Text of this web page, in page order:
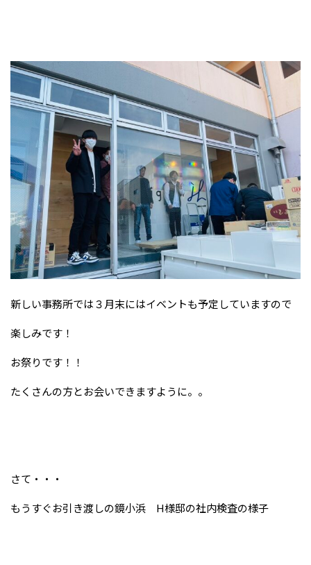
新しい事務所では３月末にはイベントも予定していますので
楽しみです！
お祭りです！！
たくさんの方とお会いできますように。。
さて・・・
もうすぐお引き渡しの鏡小浜 H様邸の社内検査の様子